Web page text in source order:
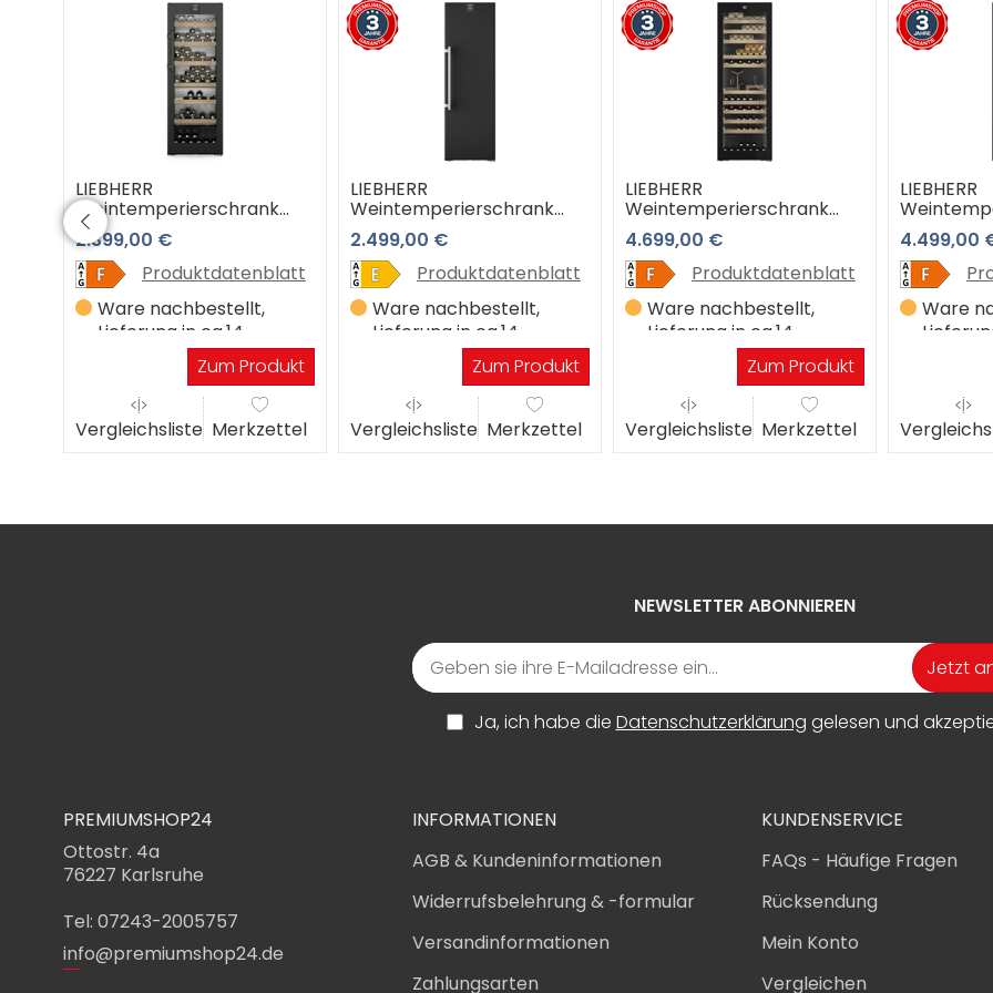
LIEBHERR
Weintemperierschrank
WPbsi 5052-21 Vinidor
2.399,00 €
Produktdatenblatt
Ware nachbestellt,
Lieferung in ca.14
WerktagenZum Produkt
Vergleichsliste Merkzettel
LIEBHERR
Weintemperierschrank
WSbsi 5252-20 3 Jahre
Premiumshop Garantie
2.499,00 €
Produktdatenblatt
Ware nachbestellt,
Lieferung in ca.14
WerktagenZum Produkt
Vergleichsliste Merkzettel
LIEBHERR
Weintemperierschrank
WPgbi 7483-20 3 Jahre
Premiumshop Garantie
4.699,00 €
Produktdatenblatt
Ware nachbestellt,
Lieferung in ca.14
WerktagenZum Produkt
Vergleichsliste Merkzettel
LIEBHERR
WPgbi
4.499,00
Ware
NEWSLETTER ABONNIEREN
Jetzt
Ja, ich habe die Datenschutzerklärung gelesen und
PREMIUMSHOP24
Ottostr. 4a
76227 Karlsruhe
Tel: 07243-2005757
info@premiumshop24.de
INFORMATIONEN
AGB & Kundeninformationen
Widerrufsbelehrung & -formular
Versandinformationen
Zahlungsarten
KUNDENSERVICE
FAQs - Häufige Fragen
Rücksendung
Mein Konto
Vergleichen